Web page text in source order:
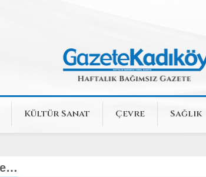
Kültür Sanat Çevre Sağlık